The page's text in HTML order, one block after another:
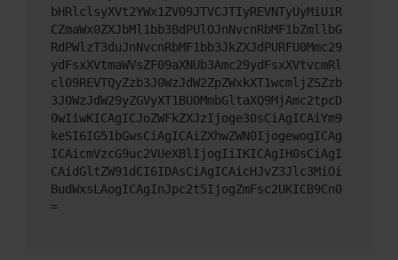
bHRlclsyXVt2YWx1ZV09JTVCJTIyREVNTyUyMiU1R
CZmaWx0ZXJbMl1bb3BdPUlOJnNvcnRbMF1bZmllbG
RdPWlzT3duJnNvcnRbMF1bb3JkZXJdPURFU0Mmc29
ydFsxXVtmaWVsZF09aXNUb3Amc29ydFsxXVtvcmRl
cl09REVTQyZzb3J0WzJdW2ZpZWxkXT1wcmljZSZzb
3J0WzJdW29yZGVyXT1BU0MmbGltaXQ9MjAmc2tpcD
0wIiwKICAgICJoZWFkZXJzIjoge30sCiAgICAiYm9
keSI6IG51bGwsCiAgICAiZXhwZWN0IjogewogICAg
ICAicmVzcG9uc2VUeXBlIjogIiIKICAgIH0sCiAgI
CAidGltZW91dCI6IDAsCiAgICAicHJvZ3Jlc3MiOi
BudWxsLAogICAgInJpc2t5IjogZmFsc2UKICB9Cn0
=